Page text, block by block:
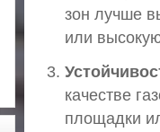
зон лучше
или
качестве
площадки